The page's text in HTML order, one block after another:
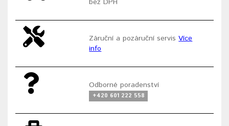
bez DPH
Záruční a pozáruční servisVíce
info
Odborné poradenství
+420 601 222 558